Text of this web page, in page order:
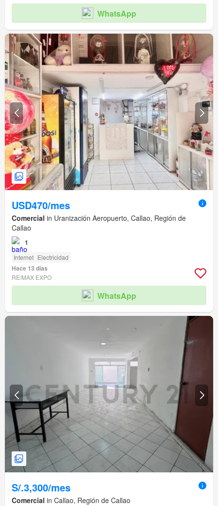
WhatsApp
USD470/mes
Comercial in Uranización Aeropuerto, Callao, Región de
Callao
1
Internet Electricidad
Hace 13 días
RE/MAX EXPO
WhatsApp
S/.3,300/mes
Comercial in Callao, Región de Callao